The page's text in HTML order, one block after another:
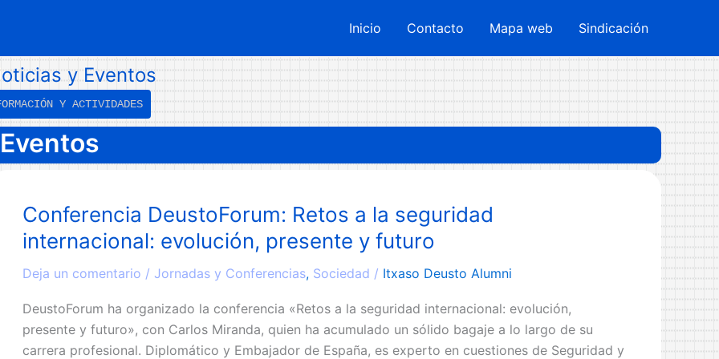
Inicio Contacto Mapa web Sindicación
y Eventos
Y ACTIVIDADES
Eventos
Conferencia DeustoForum: Retos a la seguridad
internacional: evolución, presente y futuro
Deja un comentario / Jornadas y Conferencias, Sociedad / Itxaso Deusto Alumni
DeustoForum ha organizado la conferencia «Retos a la seguridad internacional: evolución,
presente y futuro», con Carlos Miranda, quien ha acumulado un sólido bagaje a lo largo de su
carrera profesional. Diplomático y Embajador de España, es experto en cuestiones de Seguridad y